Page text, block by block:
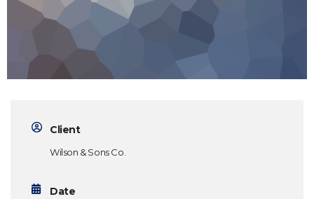
Client
Wilson & Sons Co.
Date